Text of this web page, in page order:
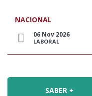
NACIONAL
06 Nov 2026
LABORAL
SABER +